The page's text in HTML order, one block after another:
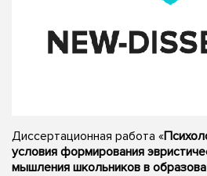
Диссертационная работа «
условия формирования
мышления школьников в